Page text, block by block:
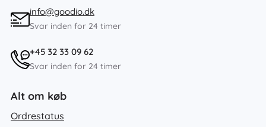
info@goodio.dk
Svar inden for 24 timer
+45 32 33 09 62
Svar inden for 24 timer
Alt om køb
Ordrestatus